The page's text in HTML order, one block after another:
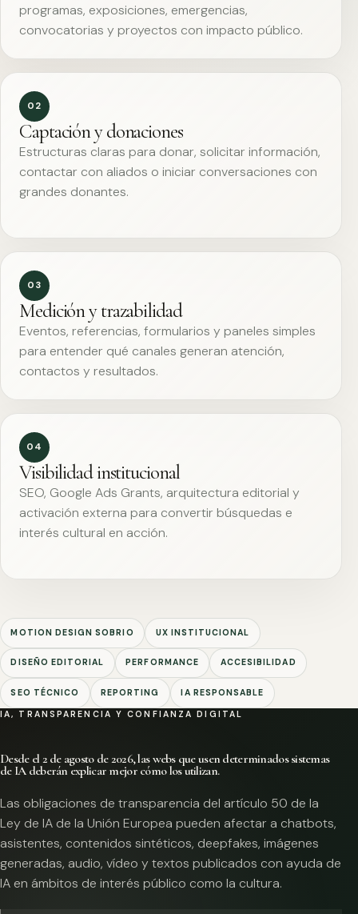
programas, exposiciones, emergencias,
convocatorias y proyectos con impacto público.
02
Captación y donaciones
Estructuras claras para donar, solicitar información,
contactar con aliados o iniciar conversaciones con
grandes donantes.
03
Medición y trazabilidad
Eventos, referencias, formularios y paneles simples
para entender qué canales generan atención,
contactos y resultados.
04
Visibilidad institucional
SEO, Google Ads Grants, arquitectura editorial y
activación externa para convertir búsquedas e
interés cultural en acción.
MOTION DESIGN SOBRIO UX INSTITUCIONAL
DISEÑO EDITORIAL PERFORMANCE ACCESIBILIDAD
SEO TÉCNICO REPORTING IA RESPONSABLE
IA, TRANSPARENCIA Y CONFIANZA DIGITAL
Desde el 2 de agosto de 2026, las webs que usen determinados sistemas
de IA deberán explicar mejor cómo los utilizan.
Las obligaciones de transparencia del artículo 50 de la
Ley de IA de la Unión Europea pueden afectar a chatbots,
asistentes, contenidos sintéticos, deepfakes, imágenes
generadas, audio, vídeo y textos publicados con ayuda de
IA en ámbitos de interés público como la cultura.